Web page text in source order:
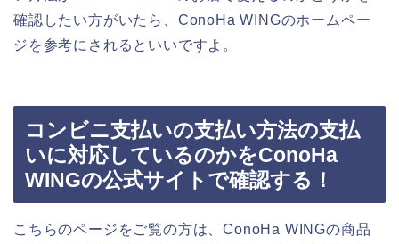
確認したい方がいたら、ConoHa WINGのホームペー
ジを参考にされるといいですよ。
コンビニ支払いの支払い方法の支払
いに対応しているのかをConoHa
WINGの公式サイトで確認する！
こちらのページをご覧の方は、ConoHa WINGの商品